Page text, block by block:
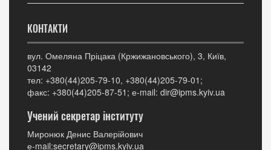
КОНТАКТИ
вул. Омеляна Пріцака (Кржижановського), 3, Київ,
03142
тел: +380(44)205-79-10, +380(44)205-79-01;
факс: +380(44)205-87-51; е-mail: dir@ipms.kyiv.ua
Учений секретар інституту
Миронюк Денис Валерійович
е-mail:secretary@ipms.kyiv.ua